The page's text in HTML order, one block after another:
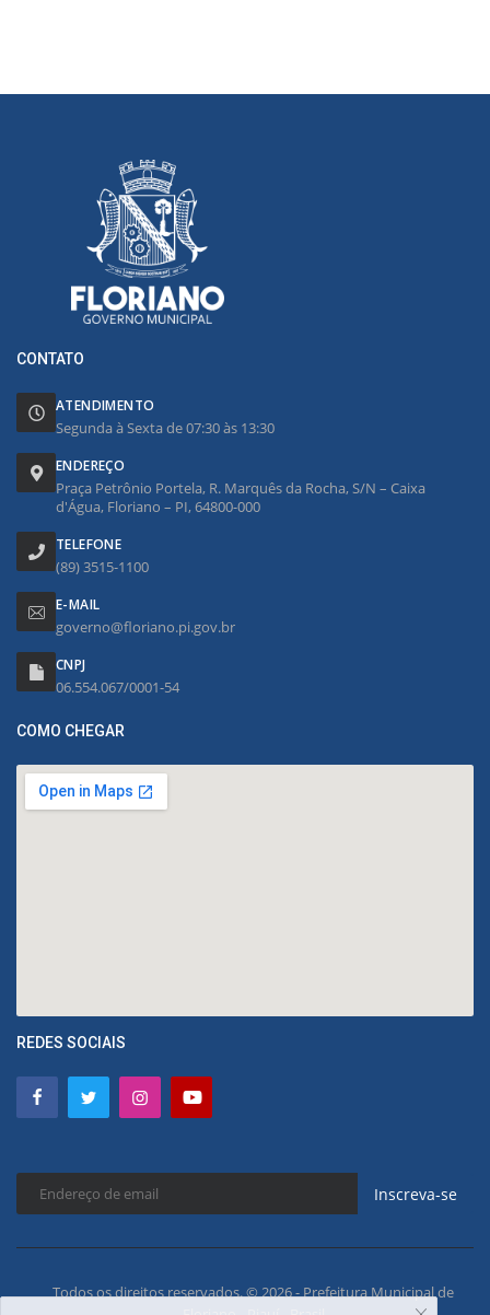
CONTATO
ATENDIMENTO
Segunda à Sexta de 07:30 às 13:30
ENDEREÇO
Praça Petrônio Portela, R. Marquês da Rocha, S/N – Caixa
d'Água, Floriano – PI, 64800-000
TELEFONE
(89) 3515-1100
E-MAIL
governo@floriano.pi.gov.br
CNPJ
06.554.067/0001-54
COMO CHEGAR
REDES SOCIAIS
Inscreva-se
Todos os direitos reservados. © 2026 - Prefeitura Municipal de